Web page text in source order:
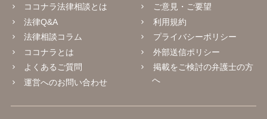
ココナラ法律相談とは
法律Q&A
法律相談コラム
ココナラとは
よくあるご質問
運営へのお問い合わせ
ご意見・ご要望
利用規約
プライバシーポリシー
外部送信ポリシー
掲載をご検討の弁護士の方
へ